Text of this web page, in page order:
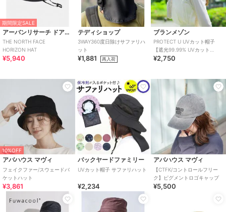
期間限定SALE
アーバンリサーチ ドアーズ
THE NORTH FACE
HORIZON HAT
¥5,940
テディショップ
3WAY360度日除けサファリハ
ット
¥1,881 再入荷
ブランメゾン
PROTECT U UVカット帽子
【遮光99.99% UVカット
99.9%】
¥2,750
10%OFF
アバハウス マヴィ
フェイクファー/スウェードバ
ケットハット
¥3,861
バックヤードファミリー
UVカット帽子 サファリハット
¥2,234
アバハウス マヴィ
【CTFK/コントロールフリー
ク】ピグメントロゴキャップ
¥5,500